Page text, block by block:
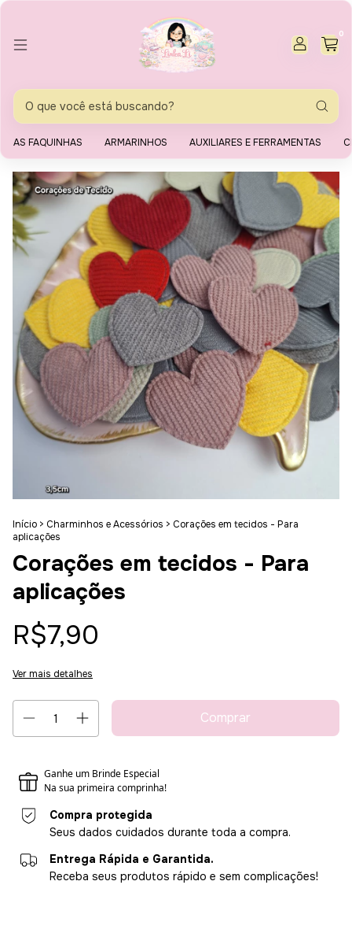
0
AS FAQUINHAS ARMARINHOS AUXILIARES E FERRAMENTAS
Início > Charminhos e Acessórios > Corações em tecidos - Para
aplicações
Corações em tecidos - Para
aplicações
R$7,90
Ver mais detalhes
Compra protegida
Seus dados cuidados durante toda a compra.
Entrega Rápida e Garantida.
Receba seus produtos rápido e sem complicações!